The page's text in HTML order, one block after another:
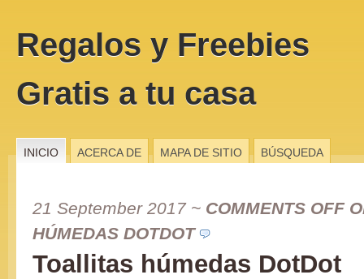
Regalos y Freebies
Gratis a tu casa
INICIO ACERCA DE MAPA DE SITIO BÚSQUEDA
21 September 2017~ COMMENTS OFF
HÚMEDAS DOTDOT
Toallitas húmedas DotDot